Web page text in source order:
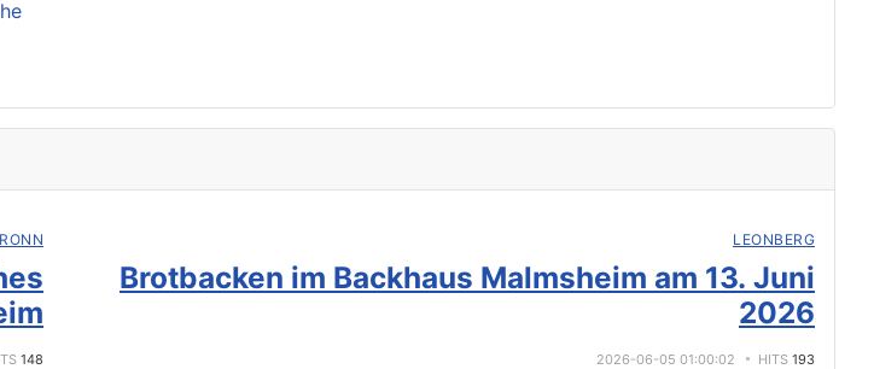
148
LEONBERG
Brotbacken im Backhaus Malmsheim am 13. Juni
2026
2026-06-05 01:00:02 HITS 193